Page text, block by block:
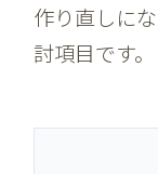
作り直しに
討項目です。